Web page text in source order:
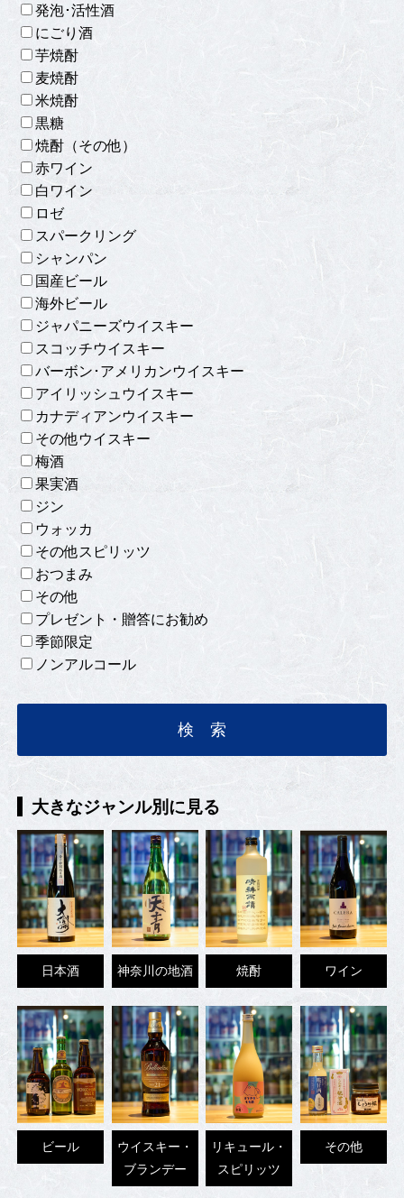
発泡･活性酒
にごり酒
芋焼酎
麦焼酎
米焼酎
黒糖
焼酎（その他）
赤ワイン
白ワイン
ロゼ
スパークリング
シャンパン
国産ビール
海外ビール
ジャパニーズウイスキー
スコッチウイスキー
バーボン･アメリカンウイスキー
アイリッシュウイスキー
カナディアンウイスキー
その他ウイスキー
梅酒
果実酒
ジン
ウォッカ
その他スピリッツ
おつまみ
その他
プレゼント・贈答にお勧め
季節限定
ノンアルコール
大きなジャンル別に見る
日本酒 神奈川の地酒 焼酎 ワイン
ビール
ウイスキー・
ブランデー
リキュール・
スピリッツ
その他